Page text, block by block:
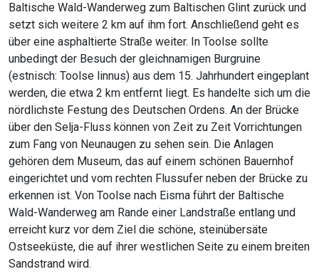
Baltische Wald-Wanderweg zum Baltischen Glint zurück und
setzt sich weitere 2 km auf ihm fort. Anschließend geht es
über eine asphaltierte Straße weiter. In Toolse sollte
unbedingt der Besuch der gleichnamigen Burgruine
(estnisch: Toolse linnus) aus dem 15. Jahrhundert eingeplant
werden, die etwa 2 km entfernt liegt. Es handelte sich um die
nördlichste Festung des Deutschen Ordens. An der Brücke
über den Selja-Fluss können von Zeit zu Zeit Vorrichtungen
zum Fang von Neunaugen zu sehen sein. Die Anlagen
gehören dem Museum, das auf einem schönen Bauernhof
eingerichtet und vom rechten Flussufer neben der Brücke zu
erkennen ist. Von Toolse nach Eisma führt der Baltische
Wald-Wanderweg am Rande einer Landstraße entlang und
erreicht kurz vor dem Ziel die schöne, steinübersäte
Ostseeküste, die auf ihrer westlichen Seite zu einem breiten
Sandstrand wird.